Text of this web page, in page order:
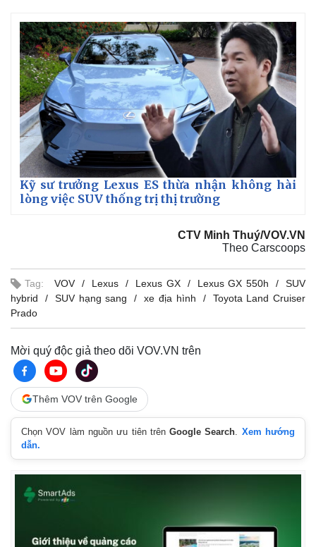
Kinh tế
Bất động sản
Khởi nghiệp
Thị trường
Giá vàng
Tiêu dùng
Tỷ giá
Giá cà phê
Kỹ sư trưởng Lexus ES thừa nhận không hài
lòng việc SUV thống trị thị trường
CTV Minh Thuý/VOV.VN
Theo Carscoops
Tag: VOV Lexus Lexus GX Lexus GX 550h
SUV
hybrid
SUV hạng sang xe địa hình
Toyota Land Cruiser
Prado
Mời quý độc giả theo dõi VOV.VN trên
Thêm VOV trên Google
Chọn VOV làm nguồn ưu tiên trênGoogle Search
Xem hướng
dẫn.